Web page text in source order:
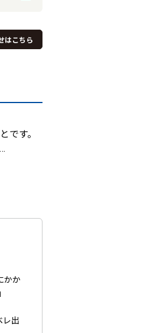
はこちら
です。
…
かか
レ出